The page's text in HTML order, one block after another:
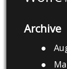
Archive